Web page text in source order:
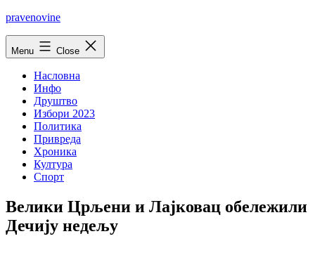
Skip
pravenovine
Menu Close
Насловна
Инфо
Друштво
Избори 2023
Политика
Привреда
Хроника
Култура
Спорт
Велики Црљени и Лајковац обележили
Дечију недељу